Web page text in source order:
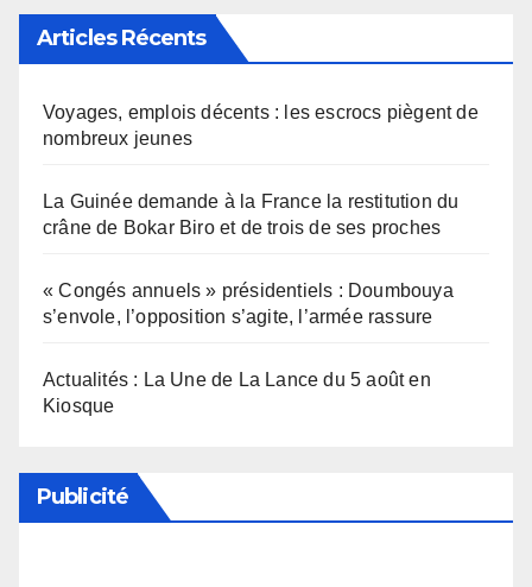
Articles Récents
Voyages, emplois décents : les escrocs piègent de
nombreux jeunes
La Guinée demande à la France la restitution du
crâne de Bokar Biro et de trois de ses proches
« Congés annuels » présidentiels : Doumbouya
s’envole, l’opposition s’agite, l’armée rassure
Actualités : La Une de La Lance du 5 août en
Kiosque
Publicité